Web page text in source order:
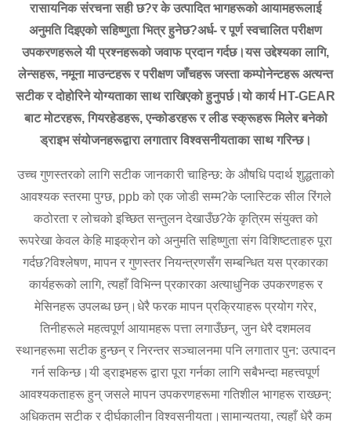
रासायनिक संरचना सही छ?र के उत्पादित भागहरूको आयामहरूलाई
अनुमति दिइएको सहिष्णुता भित्र हुनेछ?अर्ध- र पूर्ण स्वचालित परीक्षण
उपकरणहरूले यी प्रश्नहरूको जवाफ प्रदान गर्दछ।यस उद्देश्यका लागि,
लेन्सहरू, नमूना माउन्टहरू र परीक्षण जाँचहरू जस्ता कम्पोनेन्टहरू अत्यन्त
सटीक र दोहोरिने योग्यताका साथ राखिएको हुनुपर्छ।यो कार्य HT-GEAR
बाट मोटरहरू, गियरहेडहरू, एन्कोडरहरू र लीड स्क्रूहरू मिलेर बनेको
ड्राइभ संयोजनहरूद्वारा लगातार विश्वसनीयताका साथ गरिन्छ।
उच्च गुणस्तरको लागि सटीक जानकारी चाहिन्छ: के औषधि पदार्थ शुद्धताको
आवश्यक स्तरमा पुग्छ, ppb को एक जोडी सम्म?के प्लास्टिक सील रिंगले
कठोरता र लोचको इच्छित सन्तुलन देखाउँछ?के कृत्रिम संयुक्त को
रूपरेखा केवल केहि माइक्रोन को अनुमति सहिष्णुता संग विशिष्टताहरु पूरा
गर्दछ?विश्लेषण, मापन र गुणस्तर नियन्त्रणसँग सम्बन्धित यस प्रकारका
कार्यहरूको लागि, त्यहाँ विभिन्न प्रकारका अत्याधुनिक उपकरणहरू र
मेसिनहरू उपलब्ध छन्।धेरै फरक मापन प्रक्रियाहरू प्रयोग गरेर,
तिनीहरूले महत्वपूर्ण आयामहरू पत्ता लगाउँछन्, जुन धेरै दशमलव
स्थानहरूमा सटीक हुन्छन् र निरन्तर सञ्चालनमा पनि लगातार पुन: उत्पादन
गर्न सकिन्छ।यी ड्राइभहरू द्वारा पूरा गर्नका लागि सबैभन्दा महत्त्वपूर्ण
आवश्यकताहरू हुन् जसले मापन उपकरणहरूमा गतिशील भागहरू राख्छन्:
अधिकतम सटीक र दीर्घकालीन विश्वसनीयता।सामान्यतया, त्यहाँ धेरै कम